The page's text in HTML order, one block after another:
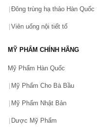
Đông trùng hạ thảo Hàn Quốc
Viên uống nội tiết tố
MỸ PHẨM CHÍNH HÃNG
Mỹ Phẩm Hàn Quốc
Mỹ Phẩm Cho Bà Bầu
Mỹ Phẩm Nhật Bản
Dược Mỹ Phẩm